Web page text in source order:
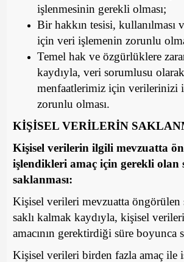
işlenmesinin gerekli olması;
Bir hakkın tesisi, kullanılması
için veri işlemenin zorunlu
Temel hak ve özgürlüklere
kaydıyla, veri sorumlusu
menfaatlerimiz için verilerinizi
zorunlu olması.
KİŞİSEL VERİLERİN
Kişisel verilerin ilgili mevzuatta
işlendikleri amaç için gerekli olan
saklanması:
Kişisel verileri mevzuatta öngörülen
saklı kalmak kaydıyla, kişisel
amacının gerektirdiği süre boyunca
Kişisel verileri birden fazla amaç ile